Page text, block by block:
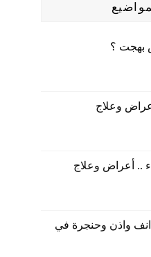
بهجت ؟
وعلاج
.. أعراض وعلاج
واذن وحنجرة في